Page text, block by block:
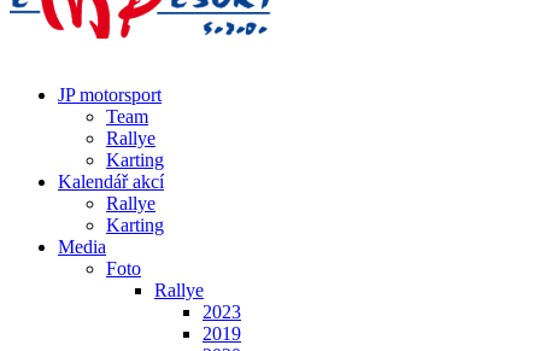
JP motorsport
Team
Rallye
Karting
Kalendář akcí
Rallye
Karting
Media
Foto
Rallye
2023
2019